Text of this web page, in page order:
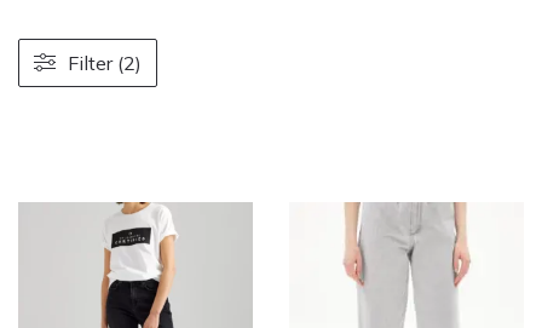
Filter (2)